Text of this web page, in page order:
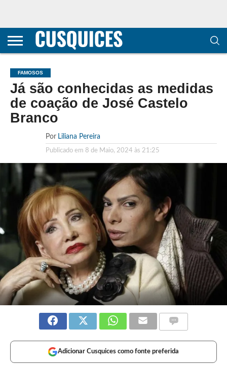
CONTACTOS
HOME
POLÍTICA DE
E COOKIES
SOBRE
TERMOS E
TRANSPARÊNCIA
METODOLOGIA
FAMOSOS
Já são conhecidas as medidas
de coação de José Castelo
Branco
Por Liliana Pereira
Publicado em 8 de Maio, 2024 às 21:25
Adicionar Cusquices como fonte preferida